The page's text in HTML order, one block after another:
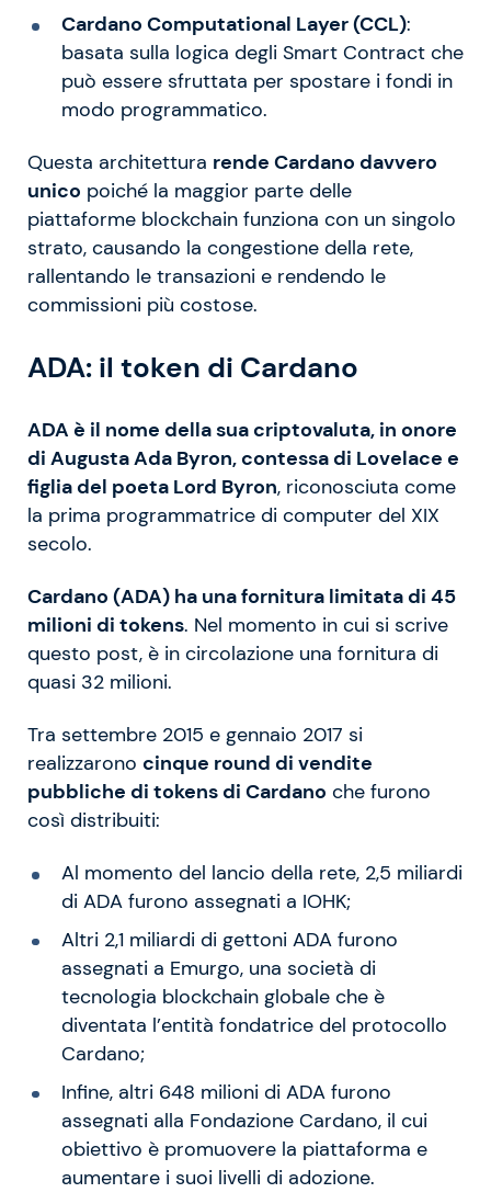
Cardano Computational Layer (CCL):
basata sulla logica degli Smart Contract che
può essere sfruttata per spostare i fondi in
modo programmatico.
Questa architettura rende Cardano davvero
unico poiché la maggior parte delle
piattaforme blockchain funziona con un singolo
strato, causando la congestione della rete,
rallentando le transazioni e rendendo le
commissioni più costose.
ADA: il token di Cardano
ADA è il nome della sua criptovaluta, in onore
di Augusta Ada Byron, contessa di Lovelace e
figlia del poeta Lord Byron, riconosciuta come
la prima programmatrice di computer del XIX
secolo.
Cardano (ADA) ha una fornitura limitata di 45
milioni di tokens. Nel momento in cui si scrive
questo post, è in circolazione una fornitura di
quasi 32 milioni.
Tra settembre 2015 e gennaio 2017 si
realizzarono cinque round di vendite
pubbliche di tokens di Cardano che furono
così distribuiti:
Al momento del lancio della rete, 2,5 miliardi
di ADA furono assegnati a IOHK;
Altri 2,1 miliardi di gettoni ADA furono
assegnati a Emurgo, una società di
tecnologia blockchain globale che è
diventata l’entità fondatrice del protocollo
Cardano;
Infine, altri 648 milioni di ADA furono
assegnati alla Fondazione Cardano, il cui
obiettivo è promuovere la piattaforma e
aumentare i suoi livelli di adozione.